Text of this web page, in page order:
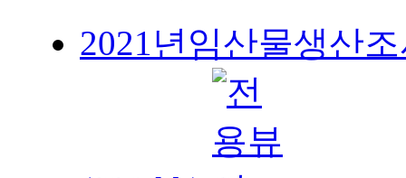
2021년임산물생산